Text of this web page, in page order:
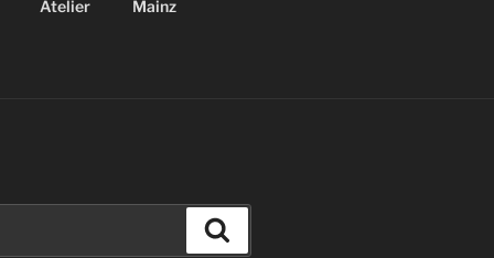
Atelier Mainz